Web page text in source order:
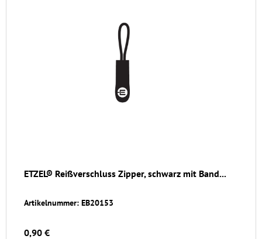
ETZEL® Reißverschluss Zipper, schwarz mit Band...
Artikelnummer: EB20153
0,90 €